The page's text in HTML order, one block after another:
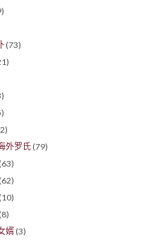
(73)
外罗氏 (79)
(63)
(62)
(10)
(8)
婿 (3)